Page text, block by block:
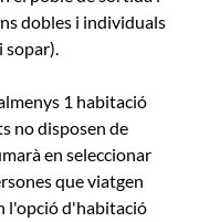
dobles i individuals
sopar).
1 habitació
no disposen de
en seleccionar
que viatgen
l'opció d'habitació